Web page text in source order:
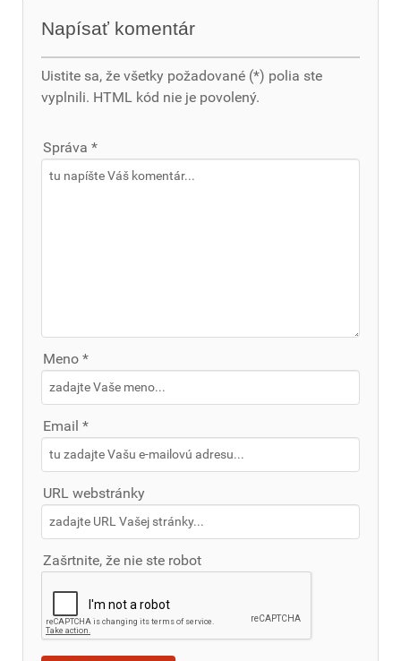
Napísať komentár
Uistite sa, že všetky požadované (*) polia ste
vyplnili. HTML kód nie je povolený.
Správa *
Meno *
Email *
URL webstránky
Zašrtnite, že nie ste robot